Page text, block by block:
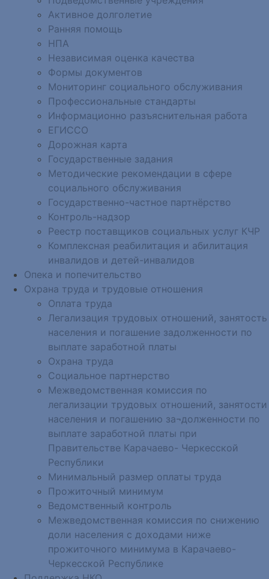
Активное долголетие
Ранняя помощь
НПА
Независимая оценка качества
Формы документов
Мониторинг социального обслуживания
Профессиональные стандарты
Информационно разъяснительная работа
ЕГИССО
Дорожная карта
Государственные задания
Методические рекомендации в сфере
социального обслуживания
Государственно-частное партнёрство
Контроль-надзор
Реестр поставщиков социальных услуг КЧР
Комплексная реабилитация и абилитация
инвалидов и детей-инвалидов
Опека и попечительство
Охрана труда и трудовые отношения
Оплата труда
Легализация трудовых отношений, занятость
населения и погашение задолженности по
выплате заработной платы
Охрана труда
Социальное партнерство
Межведомственная комиссия по
легализации трудовых отношений, занятости
населения и погашению за¬долженности по
выплате заработной платы при
Правительстве Карачаево- Черкесской
Республики
Минимальный размер оплаты труда
Прожиточный минимум
Ведомственный контроль
Межведомственная комиссия по снижению
доли населения с доходами ниже
прожиточного минимума в Карачаево-
Черкесской Республике